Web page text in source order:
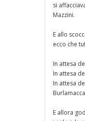
si
Mazzini.
E allo
ecco che
In attesa
In attesa
In attesa
Burlamacca
E allora